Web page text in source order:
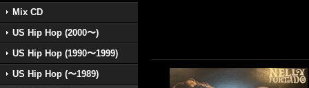
Mix CD
US Hip Hop (2000〜)
US Hip Hop (1990〜1999)
US Hip Hop (〜1989)